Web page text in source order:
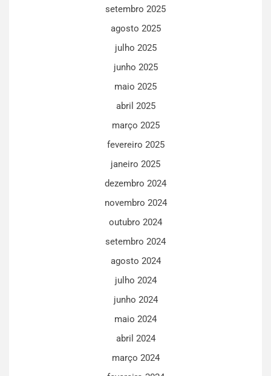
setembro 2025
agosto 2025
julho 2025
junho 2025
maio 2025
abril 2025
março 2025
fevereiro 2025
janeiro 2025
dezembro 2024
novembro 2024
outubro 2024
setembro 2024
agosto 2024
julho 2024
junho 2024
maio 2024
abril 2024
março 2024